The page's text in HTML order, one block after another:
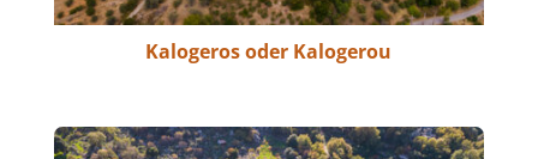
Kalogeros oder Kalogerou